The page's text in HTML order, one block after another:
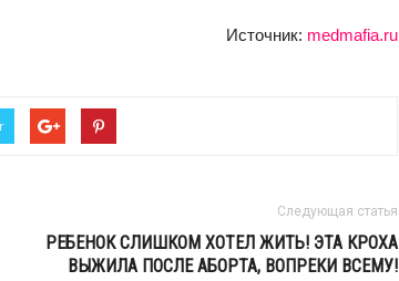
Источник: medmafia.ru
Следующая статья
РЕБЕНОК СЛИШКОМ ХОТЕЛ ЖИТЬ! ЭТА КРОХА
ВЫЖИЛА ПОСЛЕ АБОРТА, ВОПРЕКИ ВСЕМУ!